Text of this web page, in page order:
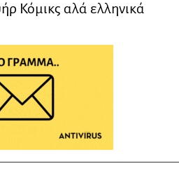
Κόμικς αλά ελληνικά